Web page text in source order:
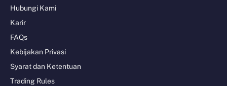
Hubungi Kami
Karir
FAQs
Kebijakan Privasi
Syarat dan Ketentuan
Trading Rules